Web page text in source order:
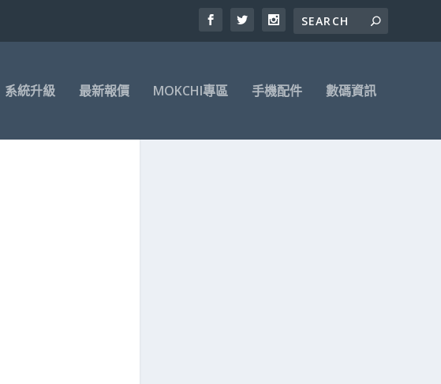
系統升級 最新報價 MOKCHI專區 手機配件 數碼資訊